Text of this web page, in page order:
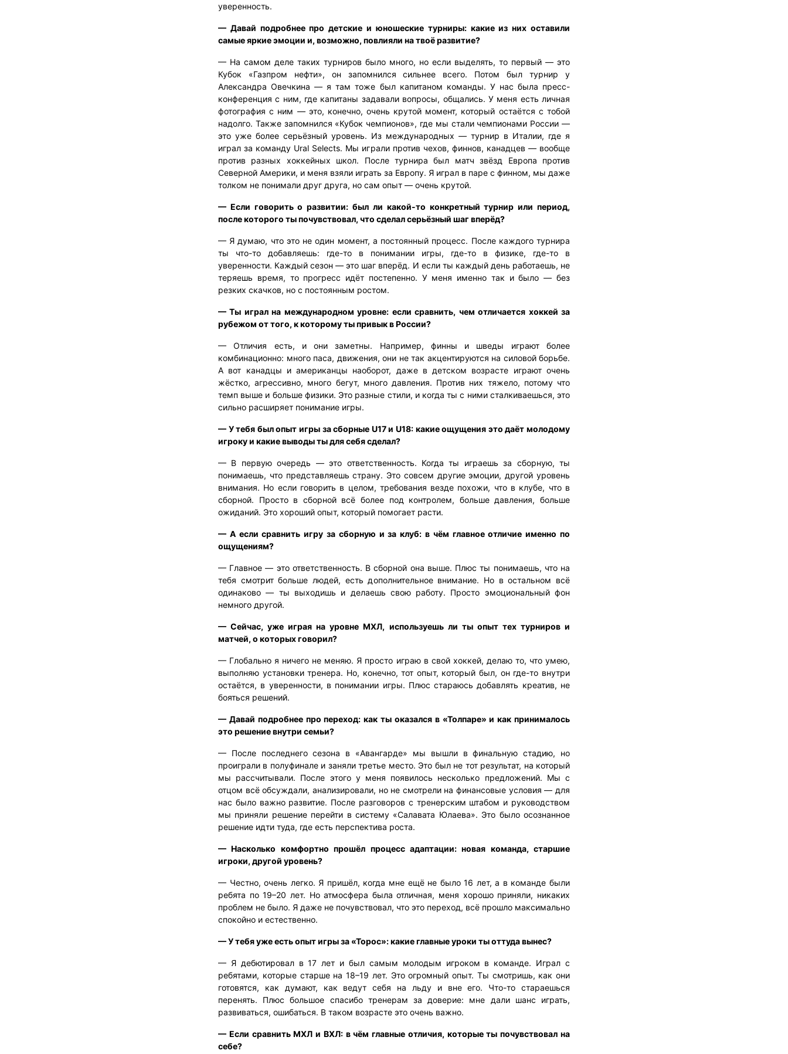
уверенность.
— Давай подробнее про детские и юношеские турниры: какие из них оставили
самые яркие эмоции и, возможно, повлияли на твоё развитие?
— На самом деле таких турниров было много, но если выделять, то первый — это
Кубок «Газпром нефти», он запомнился сильнее всего. Потом был турнир у
Александра Овечкина — я там тоже был капитаном команды. У нас была пресс-
конференция с ним, где капитаны задавали вопросы, общались. У меня есть личная
фотография с ним — это, конечно, очень крутой момент, который остаётся с тобой
надолго. Также запомнился «Кубок чемпионов», где мы стали чемпионами России —
это уже более серьёзный уровень. Из международных — турнир в Италии, где я
играл за команду Ural Selects. Мы играли против чехов, финнов, канадцев — вообще
против разных хоккейных школ. После турнира был матч звёзд Европа против
Северной Америки, и меня взяли играть за Европу. Я играл в паре с финном, мы даже
толком не понимали друг друга, но сам опыт — очень крутой.
— Если говорить о развитии: был ли какой-то конкретный турнир или период,
после которого ты почувствовал, что сделал серьёзный шаг вперёд?
— Я думаю, что это не один момент, а постоянный процесс. После каждого турнира
ты что-то добавляешь: где-то в понимании игры, где-то в физике, где-то в
уверенности. Каждый сезон — это шаг вперёд. И если ты каждый день работаешь, не
теряешь время, то прогресс идёт постепенно. У меня именно так и было — без
резких скачков, но с постоянным ростом.
— Ты играл на международном уровне: если сравнить, чем отличается хоккей за
рубежом от того, к которому ты привык в России?
— Отличия есть, и они заметны. Например, финны и шведы играют более
комбинационно: много паса, движения, они не так акцентируются на силовой борьбе.
А вот канадцы и американцы наоборот, даже в детском возрасте играют очень
жёстко, агрессивно, много бегут, много давления. Против них тяжело, потому что
темп выше и больше физики. Это разные стили, и когда ты с ними сталкиваешься, это
сильно расширяет понимание игры.
— У тебя был опыт игры за сборные U17 и U18: какие ощущения это даёт молодому
игроку и какие выводы ты для себя сделал?
— В первую очередь — это ответственность. Когда ты играешь за сборную, ты
понимаешь, что представляешь страну. Это совсем другие эмоции, другой уровень
внимания. Но если говорить в целом, требования везде похожи, что в клубе, что в
сборной. Просто в сборной всё более под контролем, больше давления, больше
ожиданий. Это хороший опыт, который помогает расти.
— А если сравнить игру за сборную и за клуб: в чём главное отличие именно по
ощущениям?
— Главное — это ответственность. В сборной она выше. Плюс ты понимаешь, что на
тебя смотрит больше людей, есть дополнительное внимание. Но в остальном всё
одинаково — ты выходишь и делаешь свою работу. Просто эмоциональный фон
немного другой.
— Сейчас, уже играя на уровне МХЛ, используешь ли ты опыт тех турниров и
матчей, о которых говорил?
— Глобально я ничего не меняю. Я просто играю в свой хоккей, делаю то, что умею,
выполняю установки тренера. Но, конечно, тот опыт, который был, он где-то внутри
остаётся, в уверенности, в понимании игры. Плюс стараюсь добавлять креатив, не
бояться решений.
— Давай подробнее про переход: как ты оказался в «Толпаре» и как принималось
это решение внутри семьи?
— После последнего сезона в «Авангарде» мы вышли в финальную стадию, но
проиграли в полуфинале и заняли третье место. Это был не тот результат, на который
мы рассчитывали. После этого у меня появилось несколько предложений. Мы с
отцом всё обсуждали, анализировали, но не смотрели на финансовые условия — для
нас было важно развитие. После разговоров с тренерским штабом и руководством
мы приняли решение перейти в систему «Салавата Юлаева». Это было осознанное
решение идти туда, где есть перспектива роста.
— Насколько комфортно прошёл процесс адаптации: новая команда, старшие
игроки, другой уровень?
— Честно, очень легко. Я пришёл, когда мне ещё не было 16 лет, а в команде были
ребята по 19–20 лет. Но атмосфера была отличная, меня хорошо приняли, никаких
проблем не было. Я даже не почувствовал, что это переход, всё прошло максимально
спокойно и естественно.
— У тебя уже есть опыт игры за «Торос»: какие главные уроки ты оттуда вынес?
— Я дебютировал в 17 лет и был самым молодым игроком в команде. Играл с
ребятами, которые старше на 18–19 лет. Это огромный опыт. Ты смотришь, как они
готовятся, как думают, как ведут себя на льду и вне его. Что-то стараешься
перенять. Плюс большое спасибо тренерам за доверие: мне дали шанс играть,
развиваться, ошибаться. В таком возрасте это очень важно.
— Если сравнить МХЛ и ВХЛ: в чём главные отличия, которые ты почувствовал на
себе?